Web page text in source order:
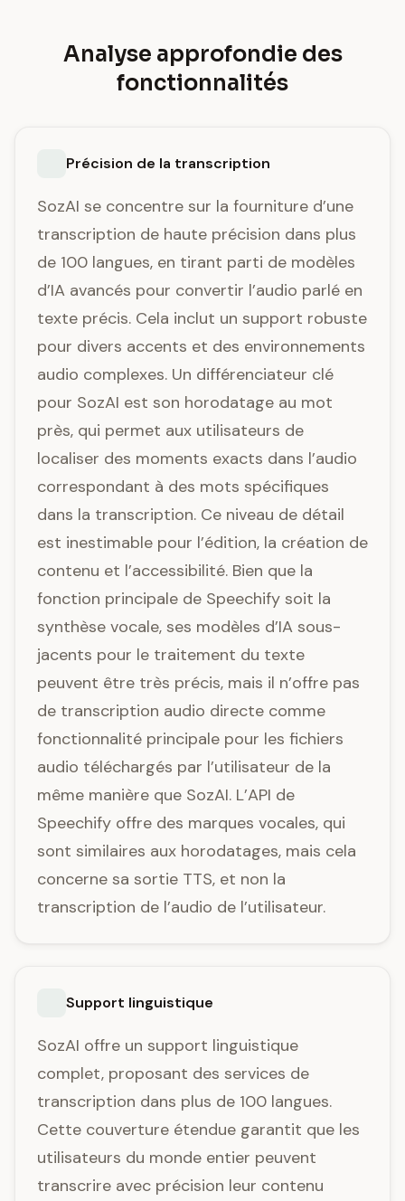
Analyse approfondie des
fonctionnalités
Précision de la transcription
SozAI se concentre sur la fourniture d’une
transcription de haute précision dans plus
de 100 langues, en tirant parti de modèles
d’IA avancés pour convertir l’audio parlé en
texte précis. Cela inclut un support robuste
pour divers accents et des environnements
audio complexes. Un différenciateur clé
pour SozAI est son horodatage au mot
près, qui permet aux utilisateurs de
localiser des moments exacts dans l’audio
correspondant à des mots spécifiques
dans la transcription. Ce niveau de détail
est inestimable pour l’édition, la création de
contenu et l’accessibilité. Bien que la
fonction principale de Speechify soit la
synthèse vocale, ses modèles d’IA sous-
jacents pour le traitement du texte
peuvent être très précis, mais il n’offre pas
de transcription audio directe comme
fonctionnalité principale pour les fichiers
audio téléchargés par l’utilisateur de la
même manière que SozAI. L’API de
Speechify offre des marques vocales, qui
sont similaires aux horodatages, mais cela
concerne sa sortie TTS, et non la
transcription de l’audio de l’utilisateur.
Support linguistique
SozAI offre un support linguistique
complet, proposant des services de
transcription dans plus de 100 langues.
Cette couverture étendue garantit que les
utilisateurs du monde entier peuvent
transcrire avec précision leur contenu